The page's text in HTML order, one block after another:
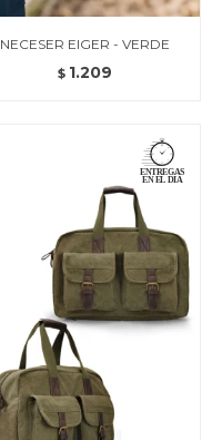
NECESER EIGER - VERDE
$ 1.209